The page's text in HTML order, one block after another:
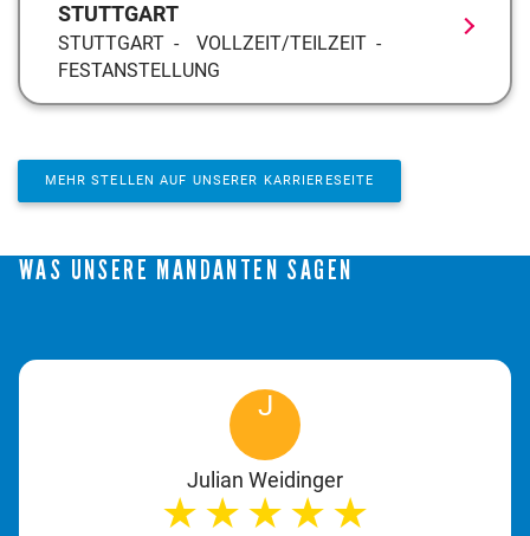
STUTTGART
STUTTGART
VOLLZEIT/TEILZEIT
FESTANSTELLUNG
MEHR STELLEN AUF UNSERER KARRIERESEITE
WAS UNSERE MANDANTEN SAGEN
J
Julian Weidinger
★★★★★